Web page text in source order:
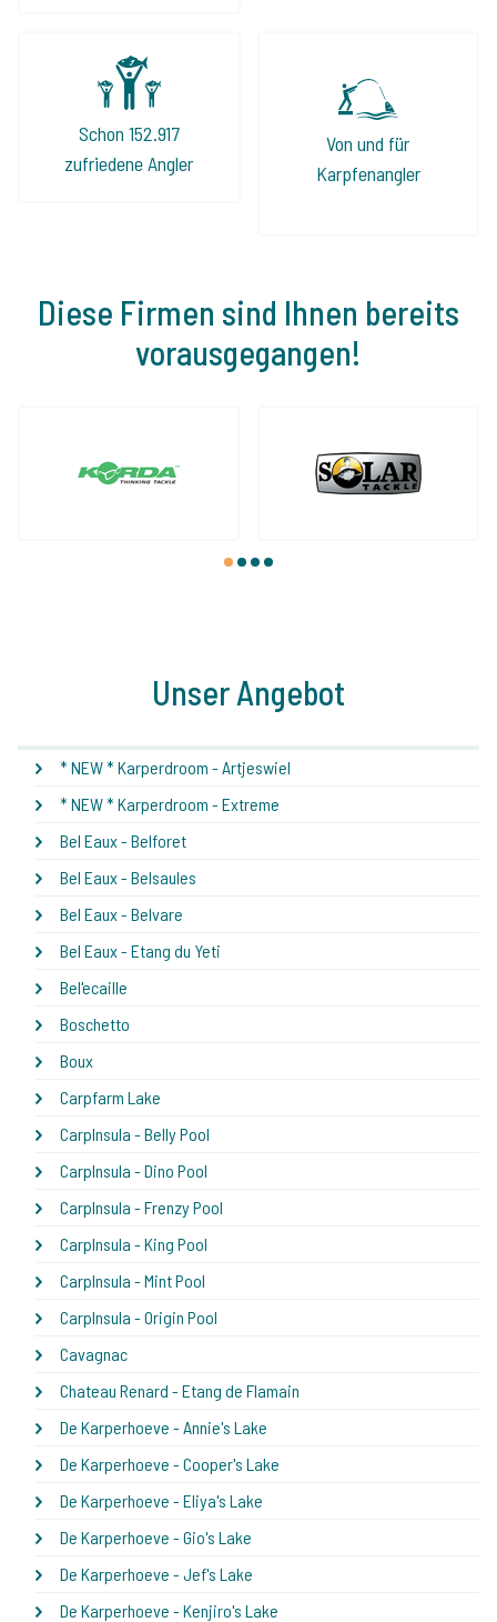
Schon 152.917
zufriedene Angler
Von und für
Karpfenangler
Diese Firmen sind Ihnen bereits
vorausgegangen!
1 2 3 4
Unser Angebot
* NEW * Karperdroom - Artjeswiel
* NEW * Karperdroom - Extreme
Bel Eaux - Belforet
Bel Eaux - Belsaules
Bel Eaux - Belvare
Bel Eaux - Etang du Yeti
Bel'ecaille
Boschetto
Boux
Carpfarm Lake
CarpInsula - Belly Pool
CarpInsula - Dino Pool
CarpInsula - Frenzy Pool
CarpInsula - King Pool
CarpInsula - Mint Pool
CarpInsula - Origin Pool
Cavagnac
Chateau Renard - Etang de Flamain
De Karperhoeve - Annie's Lake
De Karperhoeve - Cooper's Lake
De Karperhoeve - Eliya's Lake
De Karperhoeve - Gio's Lake
De Karperhoeve - Jef's Lake
De Karperhoeve - Kenjiro's Lake